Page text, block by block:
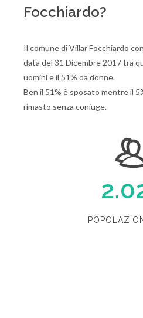
Focchiardo?
Il comune di Villar Focchiardo
data del 31 Dicembre 2017 tra
uomini e il 51% da donne.
Ben il 51% è sposato mentre il
rimasto senza coniuge.